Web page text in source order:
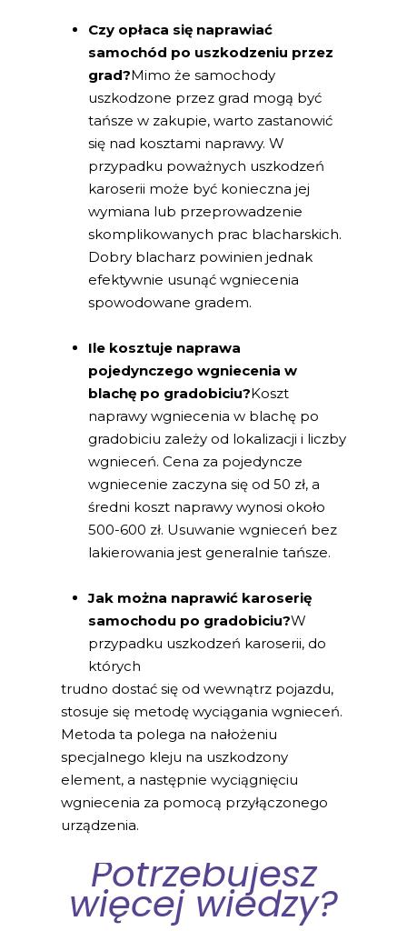
Czy opłaca się naprawiać
samochód po uszkodzeniu przez
grad?Mimo że samochody
uszkodzone przez grad mogą być
tańsze w zakupie, warto zastanowić
się nad kosztami naprawy. W
przypadku poważnych uszkodzeń
karoserii może być konieczna jej
wymiana lub przeprowadzenie
skomplikowanych prac blacharskich.
Dobry blacharz powinien jednak
efektywnie usunąć wgniecenia
spowodowane gradem.
Ile kosztuje naprawa
pojedynczego wgniecenia w
blachę po gradobiciu?Koszt
naprawy wgniecenia w blachę po
gradobiciu zależy od lokalizacji i liczby
wgnieceń. Cena za pojedyncze
wgniecenie zaczyna się od 50 zł, a
średni koszt naprawy wynosi około
500-600 zł. Usuwanie wgnieceń bez
lakierowania jest generalnie tańsze.
Jak można naprawić karoserię
samochodu po gradobiciu?W
przypadku uszkodzeń karoserii, do
których
trudno dostać się od wewnątrz pojazdu,
stosuje się metodę wyciągania wgnieceń.
Metoda ta polega na nałożeniu
specjalnego kleju na uszkodzony
element, a następnie wyciągnięciu
wgniecenia za pomocą przyłączonego
urządzenia.
Potrzebujesz
więcej wiedzy?